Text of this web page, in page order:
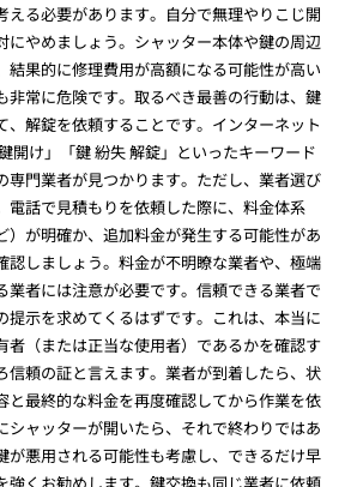
える必要があります。自分で無理やりこじ開
にやめましょう。シャッター本体や鍵の周辺
結果的に修理費用が高額になる可能性が高い
非常に危険です。取るべき最善の行動は、鍵
、解錠を依頼することです。インターネット
開け」「鍵 紛失 解錠」といったキーワード
専門業者が見つかります。ただし、業者選び
電話で見積もりを依頼した際に、料金体系
）が明確か、追加料金が発生する可能性があ
認しましょう。料金が不明瞭な業者や、極端
業者には注意が必要です。信頼できる業者で
提示を求めてくるはずです。これは、本当に
者（または正当な使用者）であるかを確認す
信頼の証と言えます。業者が到着したら、状
と最終的な料金を再度確認してから作業を依
シャッターが開いたら、それで終わりではあ
が悪用される可能性も考慮し、できるだけ早